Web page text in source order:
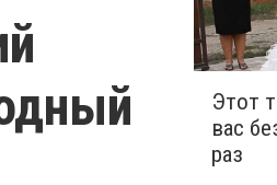
Этот
вас
раз